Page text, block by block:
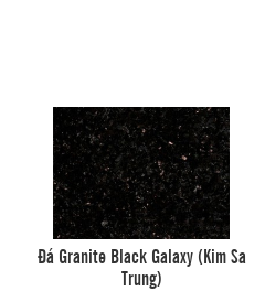
Đá Granite Black Galaxy (Kim Sa
Trung)